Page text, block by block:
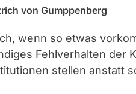
von Gumppenberg
wenn so etwas
Fehlverhalten der
stellen anstatt